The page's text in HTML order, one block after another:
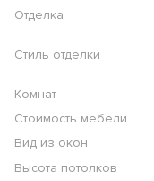
Отделка
Стиль отделки
Комнат
Стоимость мебели
Вид из окон
Высота потолков